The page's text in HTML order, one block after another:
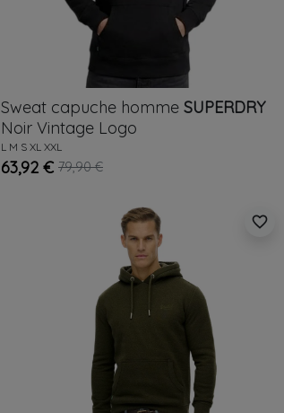
Sweat capuche homme SUPERDRY
Noir Vintage Logo
L M S XL XXL
63,92 € 79,90 €
favorite_border